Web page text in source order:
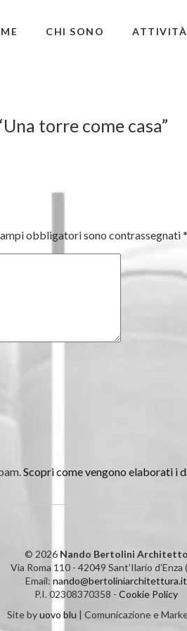
CHI SONO ATTIVITÀ
torre come casa”
obbligatori sono contrassegnati*
Scopri come vengono elaborati i
© 2026 Nando Bertolini Architetto
Via Roma 110 - 42049 Sant’Ilario d’Enza
Email: nando@bertoliniarchitettura.it
P.I. 02308370358 - Cookie Policy
Site byuovo blu | Comunicazione e